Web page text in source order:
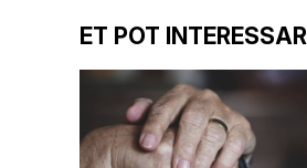
ET POT INTERESSAR